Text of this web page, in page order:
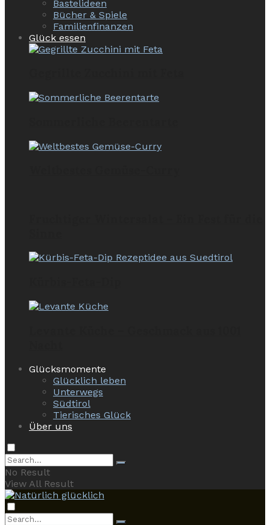
Bastelideen
Bücher & Spiele
Familienfinanzen
Glück essen
Glücksmomente
Glücklich leben
Unterwegs
Südtirol
Tierisches Glück
Über uns
No Result
View All Result